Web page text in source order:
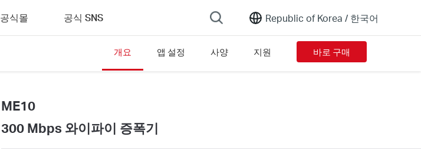
Republic of Korea / 한국어
공식몰 공식 SNS
개요 앱 설정 사양 지원 바로 구매
ME10
300 Mbps 와이파이 증폭기